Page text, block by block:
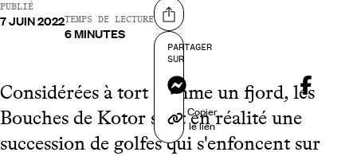
PUBLIÉ
7 JUIN 2022TEMPS DE LECTURE
6 MINUTES
Partager sur
PARTAGER
SUR
Messenger
Copier
le lien
Considérées à tort comme un fjord, les
Bouches de Kotor sont en réalité une
succession de golfes qui s'enfoncent sur